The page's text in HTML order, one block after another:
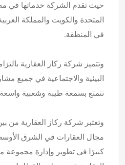
حيث تقدم الشركة خدماتها في
المتحدة والكويت والمملكة
في المنطقة.
وتتميز شركة ركاز العقارية
البيئية والاجتماعية في جميع
تتمتع بسمعة طيبة وشعبية
وتعتبر شركة ركاز العقارية من
مجال العقارات في الشرق
كبيرًا في تطوير وإدارة مجموعة